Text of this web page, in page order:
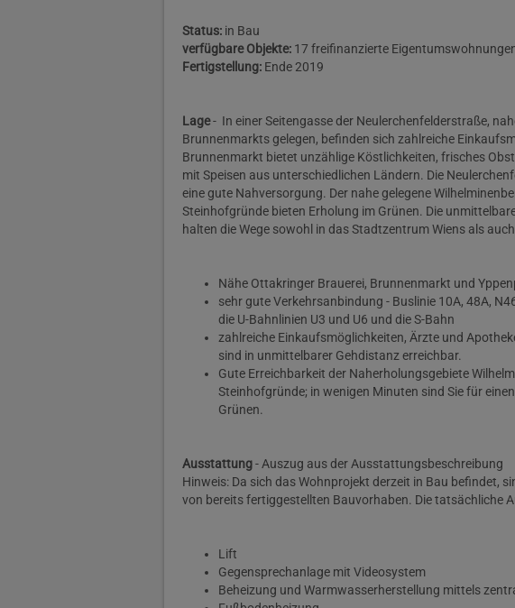
Status: in Bau
verfügbare Objekte: 17 freifinanzierte
Fertigstellung: Ende 2019
Lage- In einer Seitengasse der Neulerchenfelderstraße,
Brunnenmarkts gelegen, befinden sich zahlreiche
Brunnenmarkt bietet unzählige Köstlichkeiten, frisches
mit Speisen aus unterschiedlichen Ländern. Die
eine gute Nahversorgung. Der nahe gelegene
Steinhofgründe bieten Erholung im Grünen. Die
halten die Wege sowohl in das Stadtzentrum Wiens als
Nähe Ottakringer Brauerei, Brunnenmarkt und
sehr gute Verkehrsanbindung - Buslinie 10A, 48A,
die U-Bahnlinien U3 und U6 und die S-Bahn
zahlreiche Einkaufsmöglichkeiten, Ärzte und
sind in unmittelbarer Gehdistanz erreichbar.
Gute Erreichbarkeit der Naherholungsgebiete
Steinhofgründe; in wenigen Minuten sind Sie für
Grünen.
Ausstattung- Auszug aus der Ausstattungsbeschreibung
Hinweis: Da sich das Wohnprojekt derzeit in Bau befindet,
von bereits fertiggestellten Bauvorhaben. Die tatsächliche
Lift
Gegensprechanlage mit Videosystem
Beheizung und Warmwasserherstellung mittels